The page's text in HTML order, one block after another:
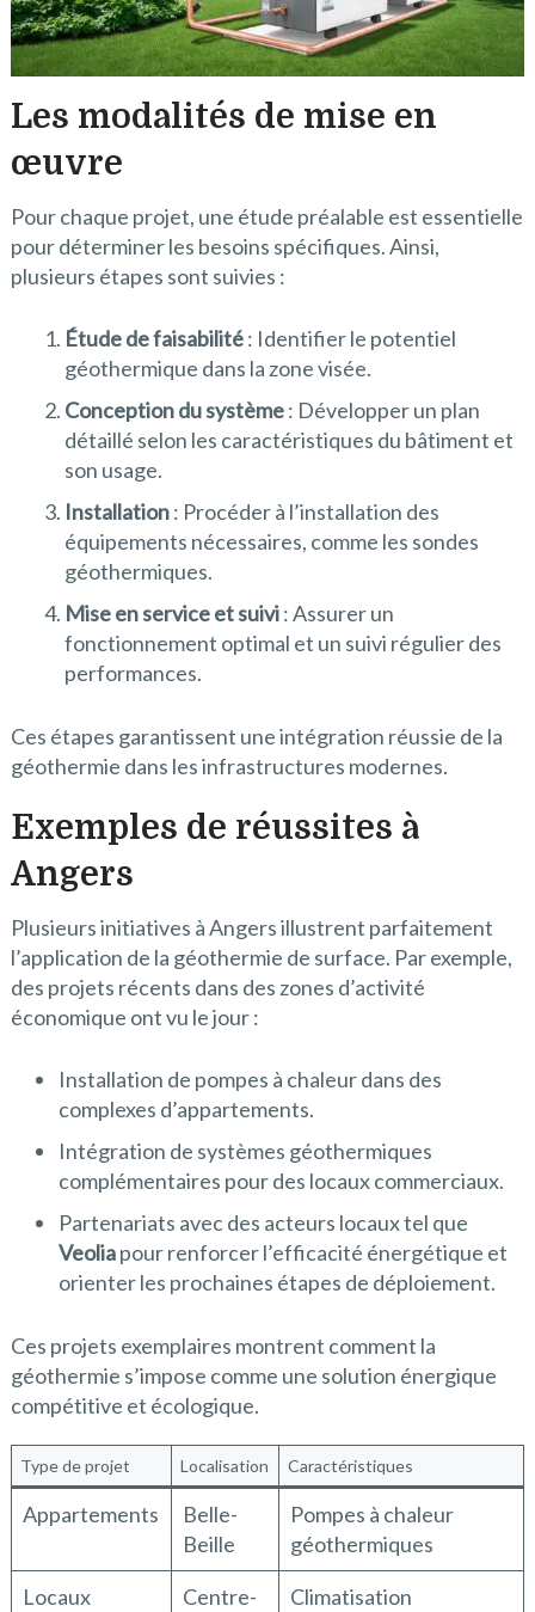
Les modalités de mise en
œuvre
Pour chaque projet, une étude préalable est essentielle
pour déterminer les besoins spécifiques. Ainsi,
plusieurs étapes sont suivies :
Étude de faisabilité: Identifier le potentiel
géothermique dans la zone visée.
Conception du système: Développer un plan
détaillé selon les caractéristiques du bâtiment et
son usage.
Installation: Procéder à l’installation des
équipements nécessaires, comme les sondes
géothermiques.
Mise en service et suivi: Assurer un
fonctionnement optimal et un suivi régulier des
performances.
Ces étapes garantissent une intégration réussie de la
géothermie dans les infrastructures modernes.
Exemples de réussites à
Angers
Plusieurs initiatives à Angers illustrent parfaitement
l’application de la géothermie de surface. Par exemple,
des projets récents dans des zones d’activité
économique ont vu le jour :
Installation de pompes à chaleur dans des
complexes d’appartements.
Intégration de systèmes géothermiques
complémentaires pour des locaux commerciaux.
Partenariats avec des acteurs locaux tel que
Veoliapour renforcer l’efficacité énergétique et
orienter les prochaines étapes de déploiement.
Ces projets exemplaires montrent comment la
géothermie s’impose comme une solution énergique
compétitive et écologique.
Type de projet Localisation Caractéristiques
Appartements
Belle-
Beille
Pompes à chaleur
géothermiques
Locaux
Centre-
Climatisation